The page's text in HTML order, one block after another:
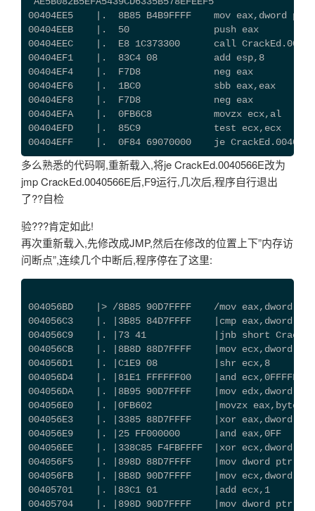
00404EE5    |.  8B85 B4B9FFFF    mov eax,dword
00404EEB    |.  50               push eax
00404EEC    |.  E8 1C373300      call
00404EF1    |.  83C4 08          add esp,8
00404EF4    |.  F7D8             neg eax
00404EF6    |.  1BC0             sbb eax,eax
00404EF8    |.  F7D8             neg eax
00404EFA    |.  0FB6C8           movzx ecx,al
00404EFD    |.  85C9             test ecx,ecx
00404EFF    |.  0F84 69070000    je
多么熟悉的代码啊,重新载入,将je CrackEd.0040566E改为
jmp CrackEd.0040566E后,F9运行,几次后,程序自行退出
了??自检
验???肯定如此!
再次重新载入,先修改成JMP,然后在修改的位置上下”内存访
问断点”,连续几个中断后,程序停在了这里:
004056BD    |> /8B85 90D7FFFF    /mov eax,dword
004056C3    |. |3B85 84D7FFFF    |cmp eax,dword
004056C9    |. |73 41            |jnb short
004056CB    |. |8B8D 88D7FFFF    |mov ecx,dword
004056D1    |. |C1E9 08          |shr ecx,8
004056D4    |. |81E1 FFFFFF00    |and ecx,0FFFFFF
004056DA    |. |8B95 90D7FFFF    |mov edx,dword
004056E0    |. |0FB602           |movzx eax,byte
004056E3    |. |3385 88D7FFFF    |xor eax,dword
004056E9    |. |25 FF000000      |and eax,0FF
004056EE    |. |338C85 F4FBFFFF  |xor ecx,dword
004056F5    |. |898D 88D7FFFF    |mov dword ptr
004056FB    |. |8B8D 90D7FFFF    |mov ecx,dword
00405701    |. |83C1 01          |add ecx,1
00405704    |. |898D 90D7FFFF    |mov dword ptr